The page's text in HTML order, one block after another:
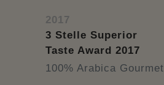
2017
3 Stelle Superior
Taste Award 2017
100% Arabica Gourmet